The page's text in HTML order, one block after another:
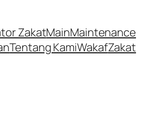
ZakatMainMaintenance
Tentang KamiWakafZakat